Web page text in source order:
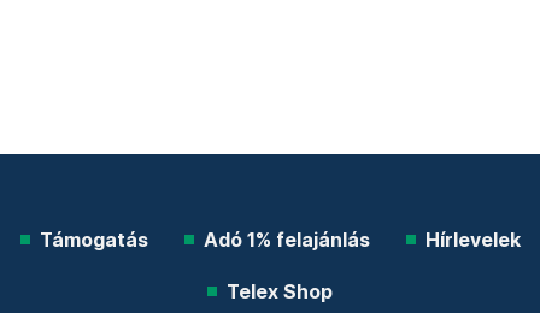
Támogatás Adó 1% felajánlás Hírlevelek
Telex Shop